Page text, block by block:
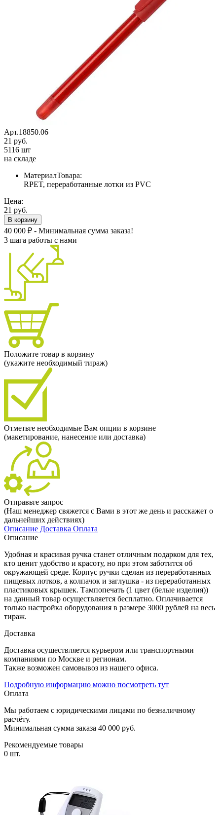
Арт.18850.06
21 руб.
5116 шт
на складе
МатериалТовара:
RPET, переработанные лотки из PVC
Цена:
21 руб.
В корзину
40 000 ₽ - Минимальная сумма заказа!
3 шага работы с нами
Положите товар в корзину
(укажите необходимый тираж)
Отметьте необходимые Вам опции в корзине
(макетирование, нанесение или доставка)
Отправьте запрос
(Наш менеджер свяжется с Вами в этот же день и расскажет о
дальнейших действиях)
Описание Доставка Оплата
Описание
Удобная и красивая ручка станет отличным подарком для тех,
кто ценит удобство и красоту, но при этом заботится об
окружающей среде. Корпус ручки сделан из переработанных
пищевых лотков, а колпачок и заглушка - из переработанных
пластиковых крышек. Тампопечать (1 цвет (белые изделия))
на данный товар осуществляется бесплатно. Оплачивается
только настройка оборудования в размере 3000 рублей на весь
тираж.
Доставка
Доставка осуществляется курьером или транспортными
компаниями по Москве и регионам.
Также возможен самовывоз из нашего офиса.
Подробную информацию можно посмотреть тут
Оплата
Мы работаем с юридическими лицами по безналичному
расчёту.
Минимальная сумма заказа 40 000 руб.
Рекомендуемые товары
0 шт.